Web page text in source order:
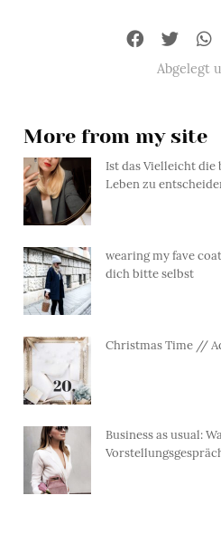
Abgelegt
More from my site
Ist das Vielleicht die
Leben zu
wearing my fave
dich bitte selbst
Christmas Time //
Business as usual: